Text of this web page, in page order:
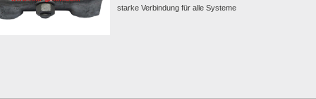
starke Verbindung für alle Systeme